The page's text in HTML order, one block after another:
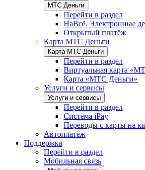
МТС Деньги
Перейти в раздел
НаВсё. Электронные
Открытый платёж
Карта МТС Деньги
Карта МТС Деньги
Перейти в раздел
Виртуальная карта
Карта «МТС Деньги»
Услуги и сервисы
Услуги и сервисы
Перейти в раздел
Система iPay
Переводы с карты на
Автоплатёж
Поддержка
Перейти в раздел
Мобильная связь